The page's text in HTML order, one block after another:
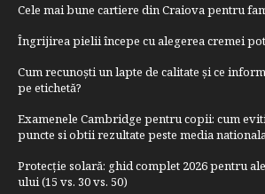
Cele mai bune cartiere din Craiova pentru
Îngrijirea pielii începe cu alegerea cremei
Cum recunoști un lapte de calitate și ce
pe etichetă?
Examenele Cambridge pentru copii: cum
puncte si obtii rezultate peste media
Protecție solară: ghid complet 2026 pentru
ului (15 vs. 30 vs. 50)